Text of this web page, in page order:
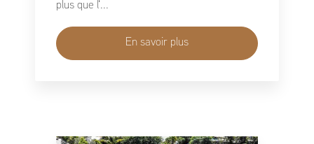
plus que l'...
En savoir plus